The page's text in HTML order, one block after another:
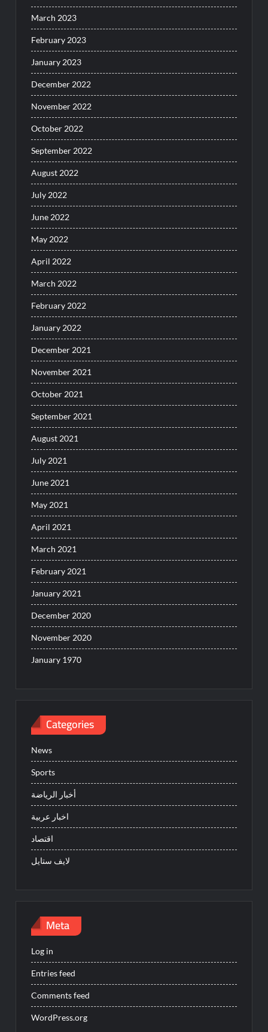
March 2023
February 2023
January 2023
December 2022
November 2022
October 2022
September 2022
August 2022
July 2022
June 2022
May 2022
April 2022
March 2022
February 2022
January 2022
December 2021
November 2021
October 2021
September 2021
August 2021
July 2021
June 2021
May 2021
April 2021
March 2021
February 2021
January 2021
December 2020
November 2020
January 1970
Categories
News
Sports
أخبار الرياضة
اخبار عربية
اقتصاد
لايف ستايل
Meta
Log in
Entries feed
Comments feed
WordPress.org